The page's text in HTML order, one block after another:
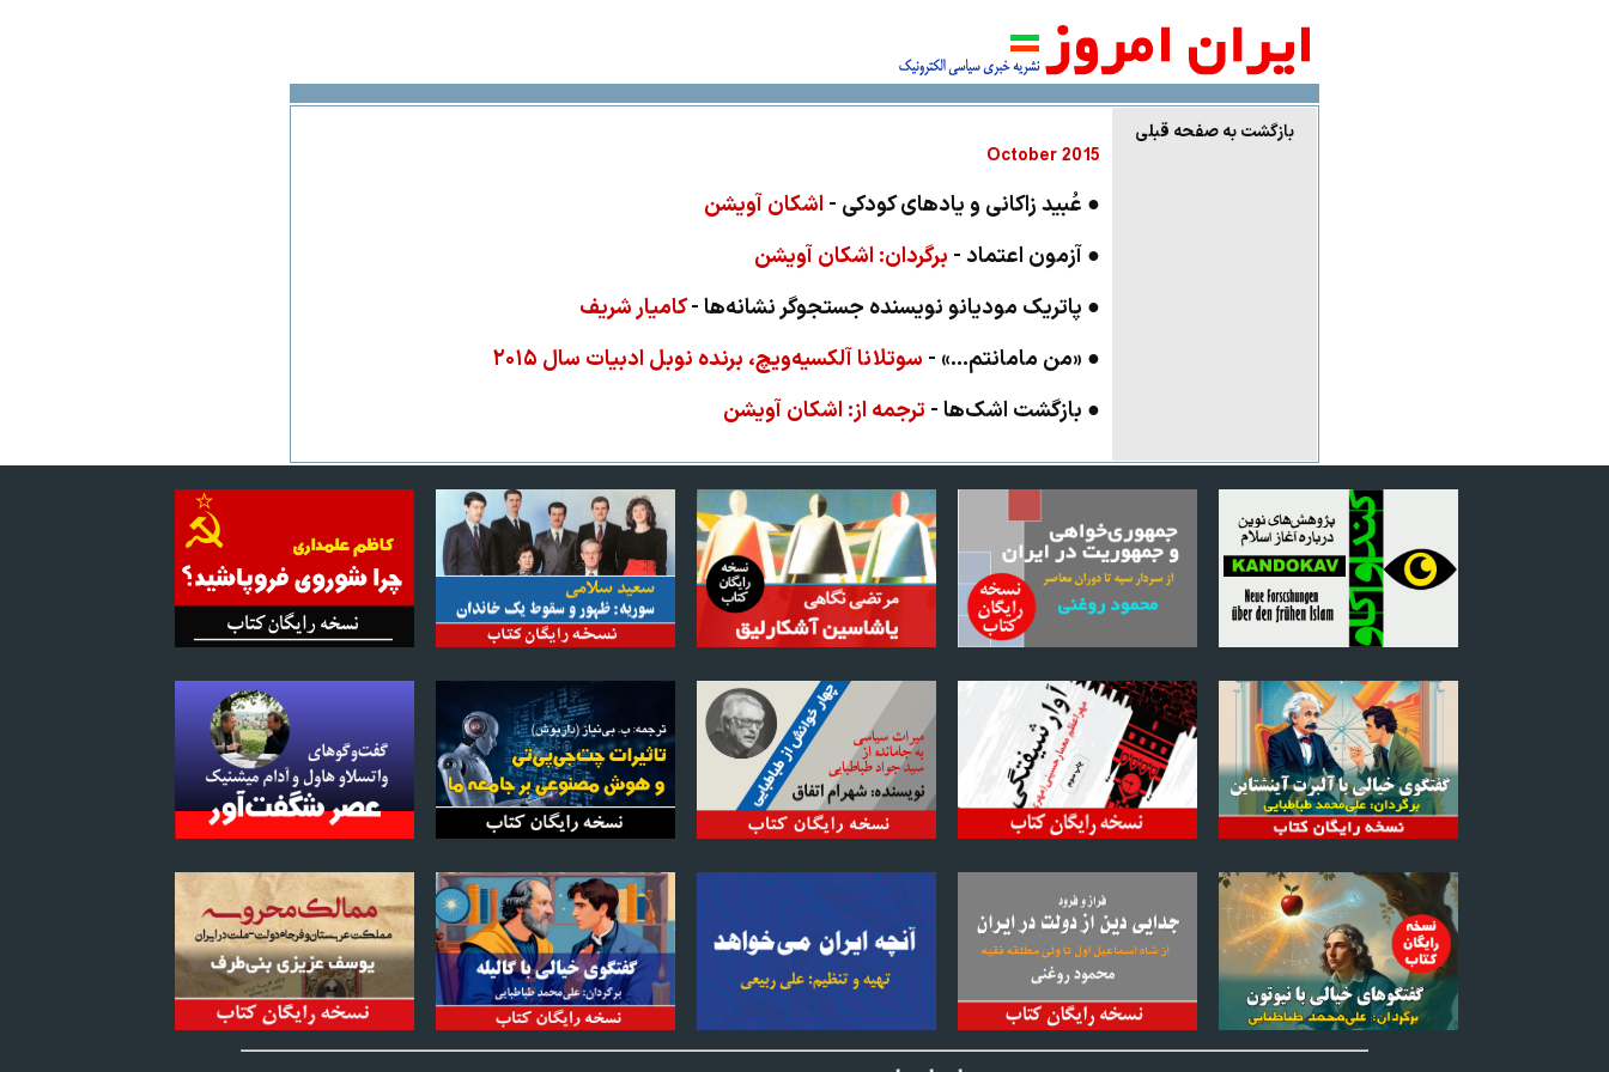
بازگشت به صفحه قبلی
2015 October
● عُبید زاکانی و یادهای کودکی - اشکان آویشن
● آزمون اعتماد - برگردان: اشکان آویشن
● پاتریک مودیانو نویسنده جستجوگر نشانه‌ها -کامیار شریف
● «من مامانتم...» - سوتلانا آلکسیه‌ویچ، برنده نوبل ادبیات سال ۲۰۱۵
● بازگشت اشک‌ها - ترجمه از: اشکان آویشن